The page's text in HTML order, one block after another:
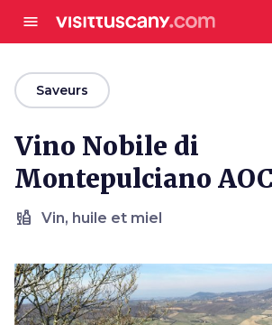
menu
arrow_backSaveurs
Vino Nobile di
Montepulciano
liquor Vin, huile et miel